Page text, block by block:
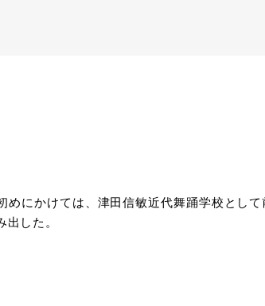
にかけては、津田信敏近代舞踊学校とし
した。